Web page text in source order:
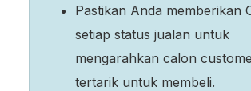
Pastikan Anda memberikan
setiap status jualan untuk
mengarahkan calon
tertarik untuk membeli.